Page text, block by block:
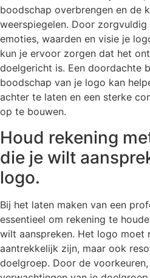
boodschap overbrengen en de
weerspiegelen. Door
emoties, waarden en visie je
kun je ervoor zorgen dat het
doelgericht is. Een doordachte
boodschap van je logo kan
achter te laten en een sterke
op te bouwen.
Houd rekening
die je wilt
logo.
Bij het laten maken van een
essentieel om rekening te
wilt aanspreken. Het logo moet
aantrekkelijk zijn, maar ook
doelgroep. Door de